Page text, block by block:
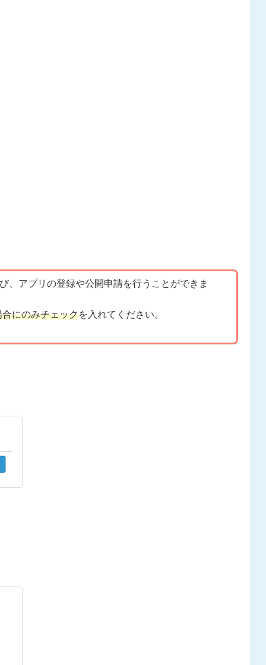
、アプリの登録や公開申請を行うことができま
にのみチェックを入れてください。